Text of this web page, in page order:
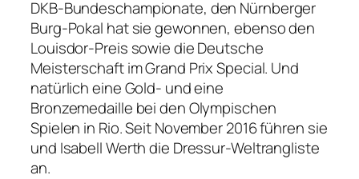
DKB-Bundeschampionate, den Nürnberger
Burg-Pokal hat sie gewonnen, ebenso den
Louisdor-Preis sowie die Deutsche
Meisterschaft im Grand Prix Special. Und
natürlich eine Gold- und eine
Bronzemedaille bei den Olympischen
Spielen in Rio. Seit November 2016 führen sie
und Isabell Werth die Dressur-Weltrangliste
an.